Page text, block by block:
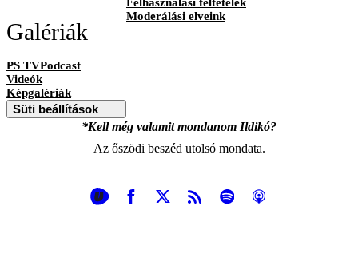
Moderálási elveink
Galériák
PS TVPodcast
Videók
Képgalériák
Süti beállítások
*Kell még valamit mondanom Ildikó?
Az őszödi beszéd utolsó mondata.